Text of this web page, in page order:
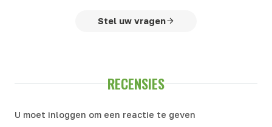
Stel uw vragen
RECENSIES
U moet inloggen om een reactie te geven